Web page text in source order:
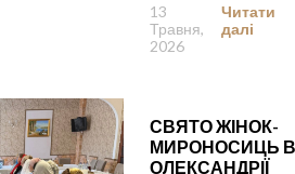
13
Травня,
2026
Читати
далі
СВЯТО ЖІНОК-
МИРОНОСИЦЬ В
ОЛЕКСАНДРІЇ